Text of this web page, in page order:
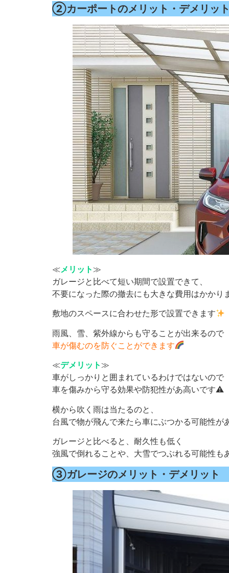
②カーポートのメリット・デメリッ
≪メリット≫
ガレージと比べて短い期間で設置できて、
不要になった際の撤去にも大きな費用はかか
敷地のスペースに合わせた形で設置できます
雨風、雪、紫外線からも守ることが出来るので
車が傷むのを防ぐことができます
≪デメリット≫
車がしっかりと囲まれているわけではないので
車を傷みから守る効果や防犯性があ高いです⚠
横から吹く雨は当たるのと、
台風で物が飛んで来たら車にぶつかる可能性が
ガレージと比べると、耐久性も低く
強風で倒れることや、大雪でつぶれる可能性も
③ガレージのメリット・デメリット